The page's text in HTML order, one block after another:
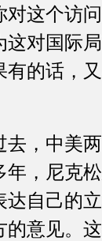
对这个访
这对国际
有的话，
，中美两
年，尼克
达自己的
的意见。